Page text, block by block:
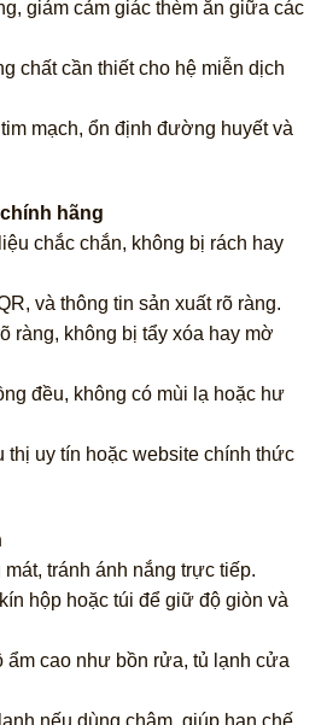
giảm cảm giác thèm ăn giữa các
chất cần thiết cho hệ miễn dịch
mạch, ổn định đường huyết và
hãng
chắc chắn, không bị rách hay
và thông tin sản xuất rõ ràng.
ràng, không bị tẩy xóa hay mờ
đều, không có mùi lạ hoặc hư
thị uy tín hoặc website chính thức
tránh ánh nắng trực tiếp.
hộp hoặc túi để giữ độ giòn và
ẩm cao như bồn rửa, tủ lạnh cửa